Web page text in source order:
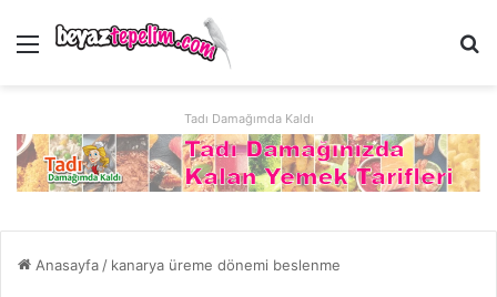
Menü
Tadı Damağımda Kaldı
Anasayfa / kanarya üreme dönemi beslenme